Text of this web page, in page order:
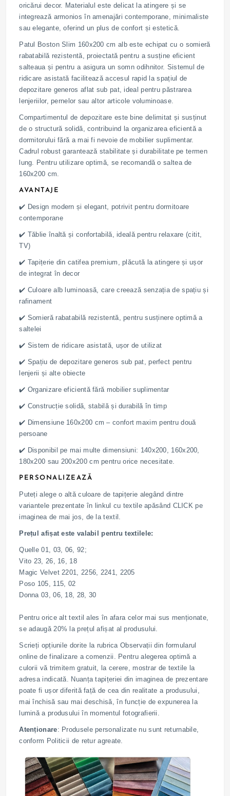
oricărui decor. Materialul este delicat la atingere și se
integrează armonios în amenajări contemporane, minimaliste
sau elegante, oferind un plus de confort și estetică.
Patul Boston Slim 160x200 cm alb este echipat cu o somieră
rabatabilă rezistentă, proiectată pentru a susține eficient
salteaua și pentru a asigura un somn odihnitor. Sistemul de
ridicare asistată facilitează accesul rapid la spațiul de
depozitare generos aflat sub pat, ideal pentru păstrarea
lenjeriilor, pernelor sau altor articole voluminoase.
Compartimentul de depozitare este bine delimitat și susținut
de o structură solidă, contribuind la organizarea eficientă a
dormitorului fără a mai fi nevoie de mobilier suplimentar.
Cadrul robust garantează stabilitate și durabilitate pe termen
lung. Pentru utilizare optimă, se recomandă o saltea de
160x200 cm.
AVANTAJE
✔️ Design modern și elegant, potrivit pentru dormitoare
contemporane
✔️ Tăblie înaltă și confortabilă, ideală pentru relaxare (citit,
TV)
✔️ Tapițerie din catifea premium, plăcută la atingere și ușor
de integrat în decor
✔️ Culoare alb luminoasă, care creează senzația de spațiu și
rafinament
✔️ Somieră rabatabilă rezistentă, pentru susținere optimă a
saltelei
✔️ Sistem de ridicare asistată, ușor de utilizat
✔️ Spațiu de depozitare generos sub pat, perfect pentru
lenjerii și alte obiecte
✔️ Organizare eficientă fără mobilier suplimentar
✔️ Construcție solidă, stabilă și durabilă în timp
✔️ Dimensiune 160x200 cm – confort maxim pentru două
persoane
✔️ Disponibil pe mai multe dimensiuni: 140x200, 160x200,
180x200 sau 200x200 cm pentru orice necesitate.
PERSONALIZEAZĂ
Puteți alege o altă culoare de tapițerie alegând dintre
variantele prezentate în linkul cu textile apăsând CLICK pe
imaginea de mai jos, de la textil.
Prețul afișat este valabil pentru textilele:
Quelle 01, 03, 06, 92;
Vito 23, 26, 16, 18
Magic Velvet 2201, 2256, 2241, 2205
Poso 105, 115, 02
Donna 03, 06, 18, 28, 30
Pentru orice alt textil ales în afara celor mai sus menționate,
se adaugă 20% la prețul afișat al produsului.
Scrieți opțiunile dorite la rubrica Observații din formularul
online de finalizare a comenzii. Pentru alegerea optimă a
culorii vă trimitem gratuit, la cerere, mostrar de textile la
adresa indicată. Nuanța tapițeriei din imaginea de prezentare
poate fi ușor diferită față de cea din realitate a produsului,
mai închisă sau mai deschisă, în funcție de expunerea la
lumină a produsului în momentul fotografierii.
Atenționare: Produsele personalizate nu sunt returnabile,
conform Politicii de retur agreate.